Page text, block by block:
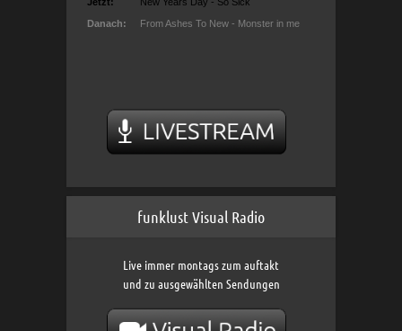
funklust Visual Radio
Live immer montags zum auftakt
und zu ausgewählten Sendungen